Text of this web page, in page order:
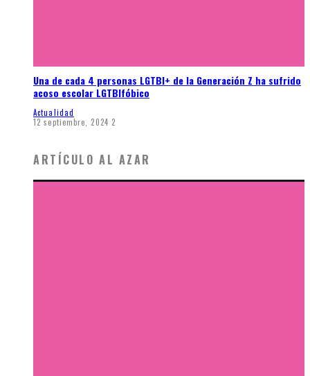
Una de cada 4 personas LGTBI+ de la Generación Z ha sufrido
acoso escolar LGTBIfóbico
Actualidad
12 septiembre, 2024 2
ARTÍCULO AL AZAR